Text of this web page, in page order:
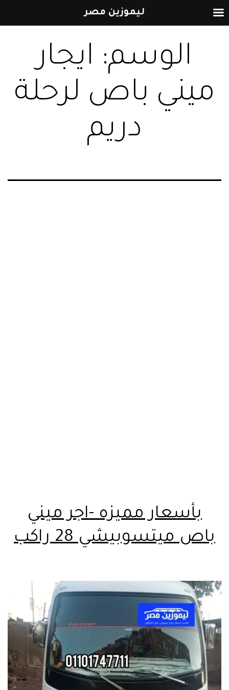
إلى
المحتوىالوسم: ايجار
ميني باص لرحلة
دريم
بأسعار مميزه -اجر ميني
باص ميتسوبيشي 28 راكب
ليموزين مصر